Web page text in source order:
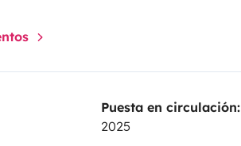
que le plein d
Puesta en circulación:
2025